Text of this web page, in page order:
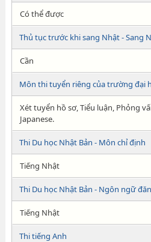
Có thể được
Thủ tục trước khi sang Nhật - Sang
Cần
Môn thi tuyển riêng của trường đại
Xét tuyển hồ sơ, Tiểu luận, Phỏng
Japanese.
Thi Du học Nhật Bản - Môn chỉ định
Tiếng Nhật
Thi Du học Nhật Bản - Ngôn ngữ
Tiếng Nhật
Thi tiếng Anh